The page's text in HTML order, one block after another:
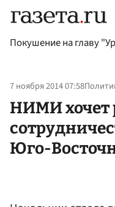
Покушение на главу
7 ноября 2014 07:58
НИМИ хочет
Юго-